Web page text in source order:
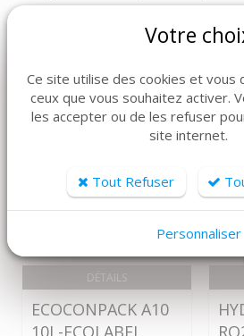
DÉTAILS
ECOCONPACK A10
10L-ECOLABEL
Votre
Ce site utilise des cookies et vous
ceux que vous souhaitez activer.
les accepter ou de les refuser
site internet.
Tout Refuser
Personnaliser